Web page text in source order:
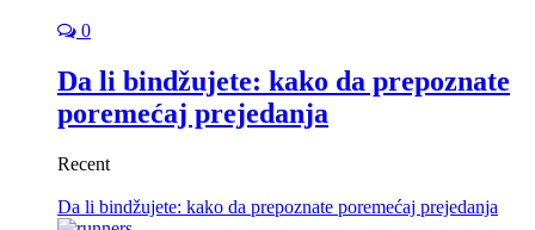
0
Da li bindžujete: kako da prepoznate
poremećaj prejedanja
Recent
Da li bindžujete: kako da prepoznate poremećaj prejedanja